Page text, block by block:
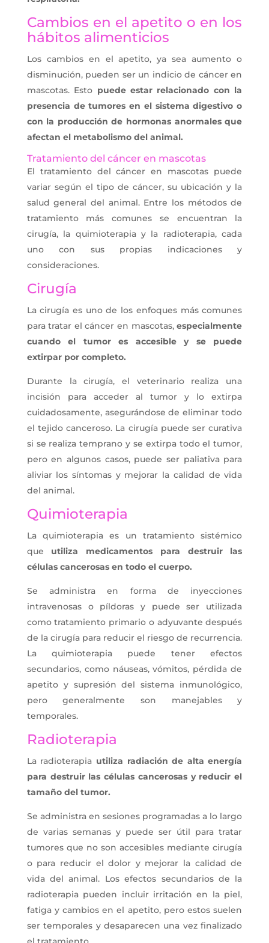
Cambios en el apetito o en los
hábitos alimenticios
Los cambios en el apetito, ya sea aumento o
disminución, pueden ser un indicio de cáncer en
mascotas. Esto puede estar relacionado con la
presencia de tumores en el sistema digestivo o
con la producción de hormonas anormales que
afectan el metabolismo del animal.
Tratamiento del cáncer en mascotas
El tratamiento del cáncer en mascotas puede
variar según el tipo de cáncer, su ubicación y la
salud general del animal. Entre los métodos de
tratamiento más comunes se encuentran la
cirugía, la quimioterapia y la radioterapia, cada
uno con sus propias indicaciones y
consideraciones.
Cirugía
La cirugía es uno de los enfoques más comunes
para tratar el cáncer en mascotas,especialmente
cuando el tumor es accesible y se puede
extirpar por completo.
Durante la cirugía, el veterinario realiza una
incisión para acceder al tumor y lo extirpa
cuidadosamente, asegurándose de eliminar todo
el tejido canceroso. La cirugía puede ser curativa
si se realiza temprano y se extirpa todo el tumor,
pero en algunos casos, puede ser paliativa para
aliviar los síntomas y mejorar la calidad de vida
del animal.
Quimioterapia
La quimioterapia es un tratamiento sistémico
que utiliza medicamentos para destruir las
células cancerosas en todo el cuerpo.
Se administra en forma de inyecciones
intravenosas o píldoras y puede ser utilizada
como tratamiento primario o adyuvante después
de la cirugía para reducir el riesgo de recurrencia.
La quimioterapia puede tener efectos
secundarios, como náuseas, vómitos, pérdida de
apetito y supresión del sistema inmunológico,
pero generalmente son manejables y
temporales.
Radioterapia
La radioterapia utiliza radiación de alta energía
para destruir las células cancerosas y reducir el
tamaño del tumor.
Se administra en sesiones programadas a lo largo
de varias semanas y puede ser útil para tratar
tumores que no son accesibles mediante cirugía
o para reducir el dolor y mejorar la calidad de
vida del animal. Los efectos secundarios de la
radioterapia pueden incluir irritación en la piel,
fatiga y cambios en el apetito, pero estos suelen
ser temporales y desaparecen una vez finalizado